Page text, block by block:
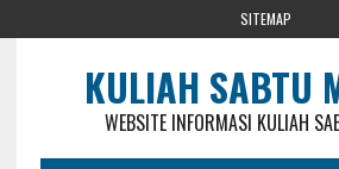
SITEMAP
KULIAH SABTU
WEBSITE INFORMASI KULIAH